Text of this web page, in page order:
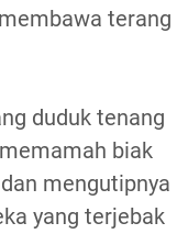
terang
duduk tenang
biak
mengutipnya
yang terjebak